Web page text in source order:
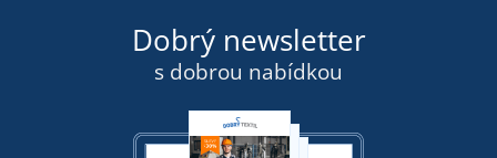
Dobrý newsletter
s dobrou nabídkou